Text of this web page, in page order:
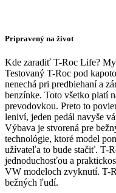
Pripravený na život
Kde zaradiť T-Roc Life?
Testovaný T-Roc pod
nenechá pri predbiehaní a
benzínke. Toto všetko platí
prevodovkou. Preto to
leniví, jeden pedál navyše
Výbava je stvorená pre
technológie, ktoré model
užívateľa to bude stačiť. T-
jednoduchosťou a
VW modeloch zvyknutí. T-
bežných ľudí.